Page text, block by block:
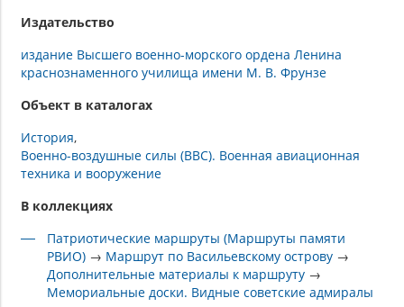
Издательство
издание Высшего военно-морского ордена Ленина
краснознаменного училища имени М. В. Фрунзе
Объект в каталогах
История
Военно-воздушные силы (ВВС). Военная авиационная
техника и вооружение
В коллекциях
Патриотические маршруты (Маршруты памяти
РВИО) → Маршрут по Васильевскому острову →
Дополнительные материалы к маршруту →
Мемориальные доски. Видные советские адмиралы